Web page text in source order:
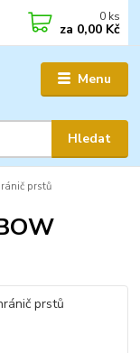
Menu
Hledat
0 ks
za 0,00 Kč
prstů